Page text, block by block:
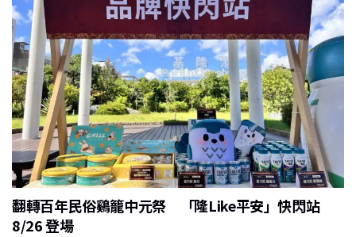
翻轉百年民俗鷄籠中元祭 「隆Like平安」快閃站
8/26 登場